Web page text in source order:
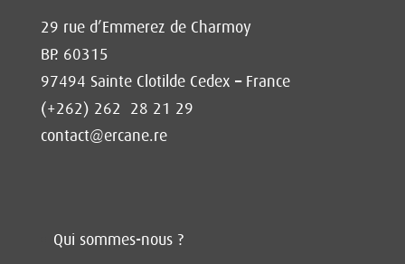
29 rue d’Emmerez de Charmoy
BP. 60315
97494 Sainte Clotilde Cedex – France
(+262) 262 28 21 29
contact@ercane.re
Qui sommes-nous ?